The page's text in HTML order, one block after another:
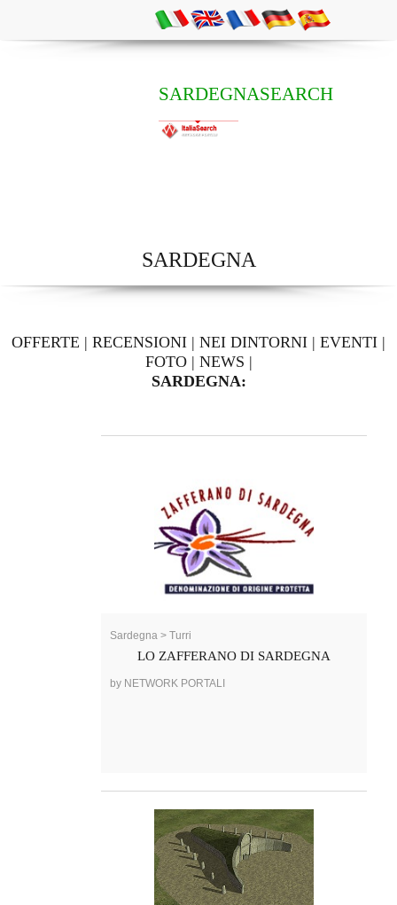
SARDEGNASEARCH
SARDEGNA
OFFERTE | RECENSIONI | NEI DINTORNI | EVENTI |
FOTO| NEWS |
SARDEGNA:
Sardegna > Turri
LO ZAFFERANO DI SARDEGNA
by NETWORK PORTALI